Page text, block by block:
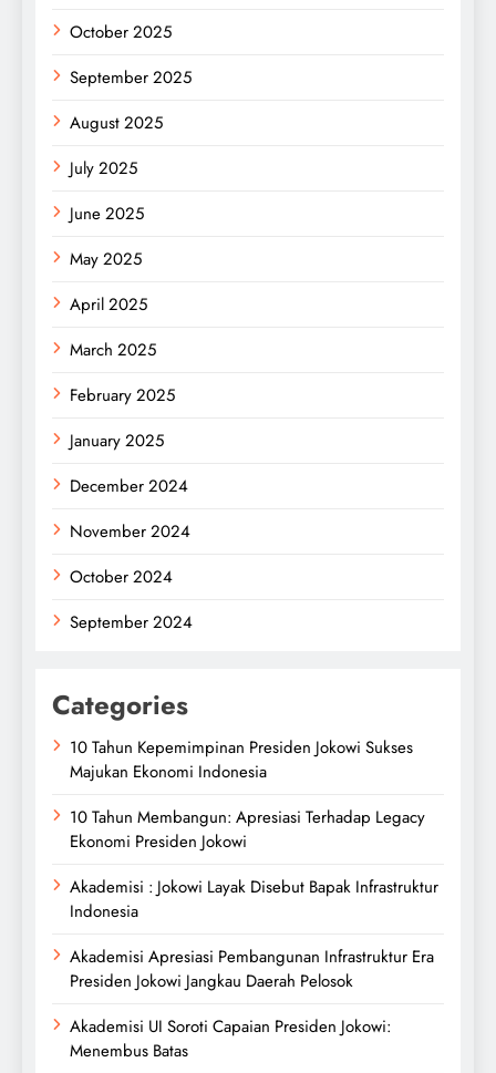
October 2025
September 2025
August 2025
July 2025
June 2025
May 2025
April 2025
March 2025
February 2025
January 2025
December 2024
November 2024
October 2024
September 2024
Categories
10 Tahun Kepemimpinan Presiden Jokowi Sukses
Majukan Ekonomi Indonesia
10 Tahun Membangun: Apresiasi Terhadap Legacy
Ekonomi Presiden Jokowi
Akademisi : Jokowi Layak Disebut Bapak Infrastruktur
Indonesia
Akademisi Apresiasi Pembangunan Infrastruktur Era
Presiden Jokowi Jangkau Daerah Pelosok
Akademisi UI Soroti Capaian Presiden Jokowi:
Menembus Batas